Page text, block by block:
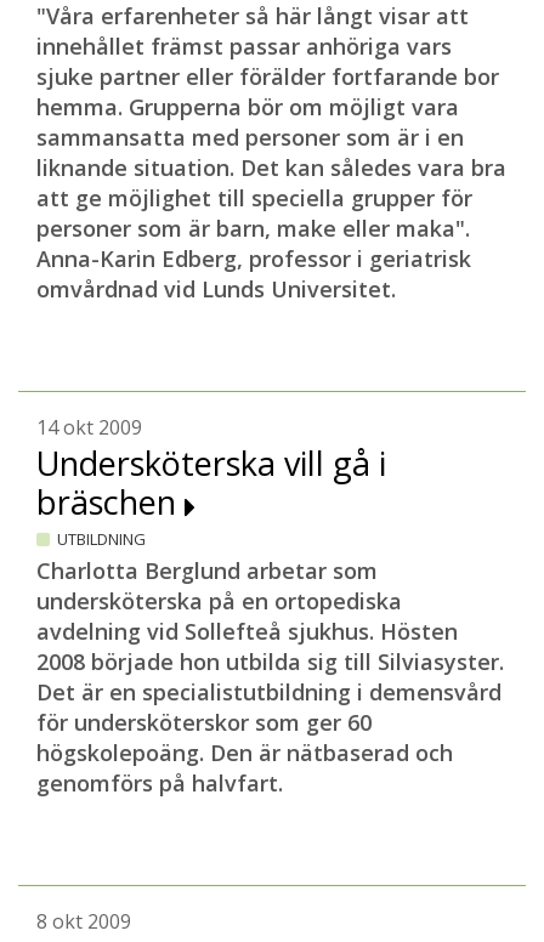
"Våra erfarenheter så här långt visar att
innehållet främst passar anhöriga vars
sjuke partner eller förälder fortfarande bor
hemma. Grupperna bör om möjligt vara
sammansatta med personer som är i en
liknande situation. Det kan således vara bra
att ge möjlighet till speciella grupper för
personer som är barn, make eller maka".
Anna-Karin Edberg, professor i geriatrisk
omvårdnad vid Lunds Universitet.
14 okt 2009
Undersköterska vill gå i
bräschen
UTBILDNING
Charlotta Berglund arbetar som
undersköterska på en ortopediska
avdelning vid Sollefteå sjukhus. Hösten
2008 började hon utbilda sig till Silviasyster.
Det är en specialistutbildning i demensvård
för undersköterskor som ger 60
högskolepoäng. Den är nätbaserad och
genomförs på halvfart.
8 okt 2009